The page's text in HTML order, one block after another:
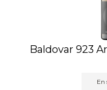
Baldovar 923
En